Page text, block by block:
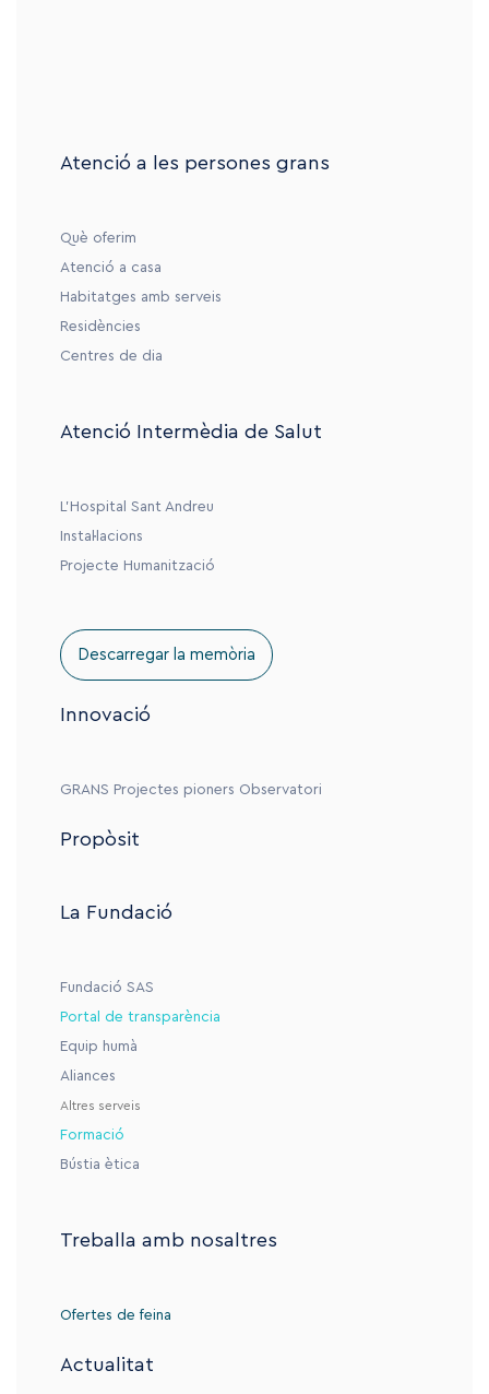
Atenció a les persones grans
Què oferim
Atenció a casa
Habitatges amb serveis
Residències
Centres de dia
Atenció Intermèdia de Salut
L’Hospital Sant Andreu
Instal·lacions
Projecte Humanització
Descarregar la memòria
Innovació
GRANS Projectes pioners Observatori
Propòsit
La Fundació
Fundació SAS
Portal de transparència
Equip humà
Aliances
Altres serveis
Formació
Bústia ètica
Treballa amb nosaltres
Ofertes de feina
Actualitat